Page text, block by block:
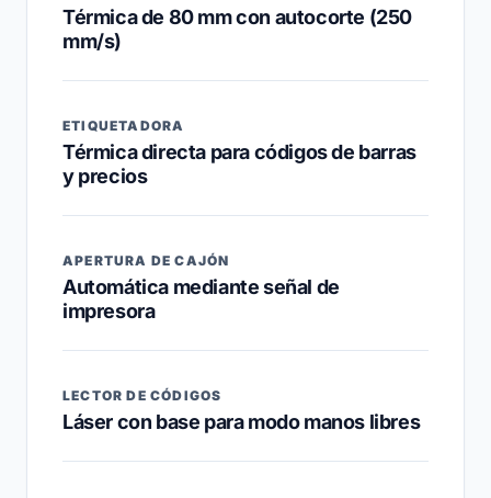
Térmica de 80 mm con autocorte (250
mm/s)
ETIQUETADORA
Térmica directa para códigos de barras
y precios
APERTURA DE CAJÓN
Automática mediante señal de
impresora
LECTOR DE CÓDIGOS
Láser con base para modo manos libres